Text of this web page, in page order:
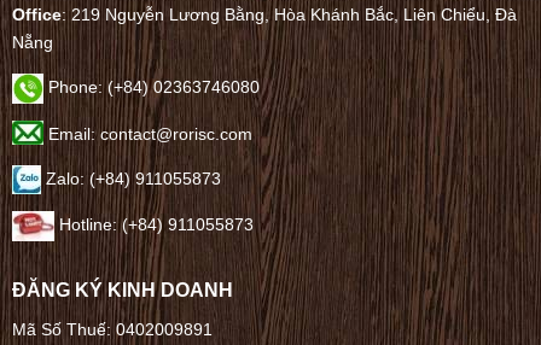
Office: 219 Nguyễn Lương Bằng, Hòa Khánh Bắc, Liên Chiểu, Đà
Nẵng
Phone:(+84) 02363746080
Email: contact@rorisc.com
Zalo: (+84) 911055873
Hotline: (+84) 911055873
ĐĂNG KÝ KINH DOANH
Mã Số Thuế: 0402009891